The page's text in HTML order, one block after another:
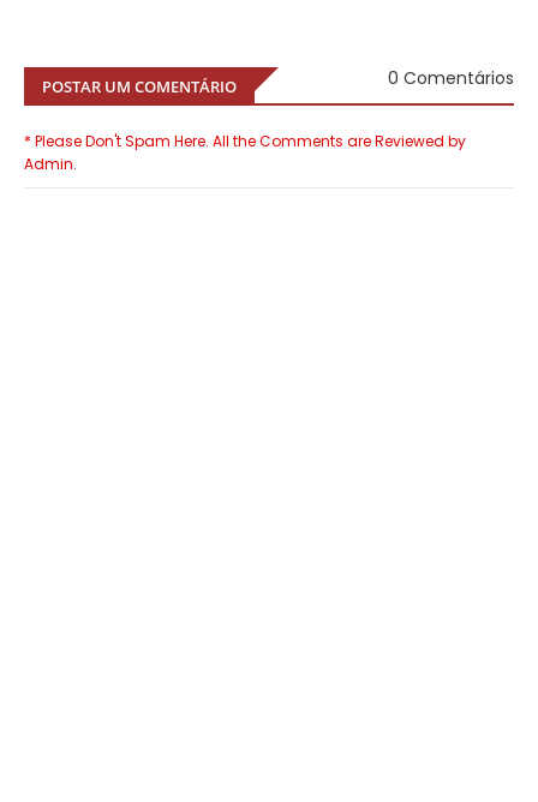
POSTAR UM COMENTÁRIO 0 Comentários
* Please Don't Spam Here. All the Comments are Reviewed by
Admin.